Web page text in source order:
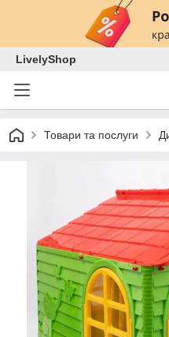
LivelyShop
Товари та послуги